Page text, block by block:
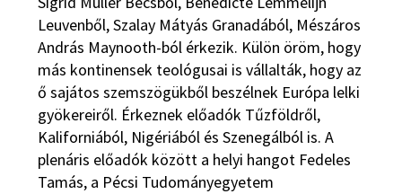
Leuvenből, Szalay Mátyás Granadából, Mészáros
András Maynooth-ból érkezik. Külön öröm, hogy
más kontinensek teológusai is vállalták, hogy az
ő sajátos szemszögükből beszélnek Európa lelki
gyökereiről. Érkeznek előadók Tűzföldről,
Kaliforniából, Nigériából és Szenegálból is. A
plenáris előadók között a helyi hangot Fedeles
Tamás, a Pécsi Tudományegyetem